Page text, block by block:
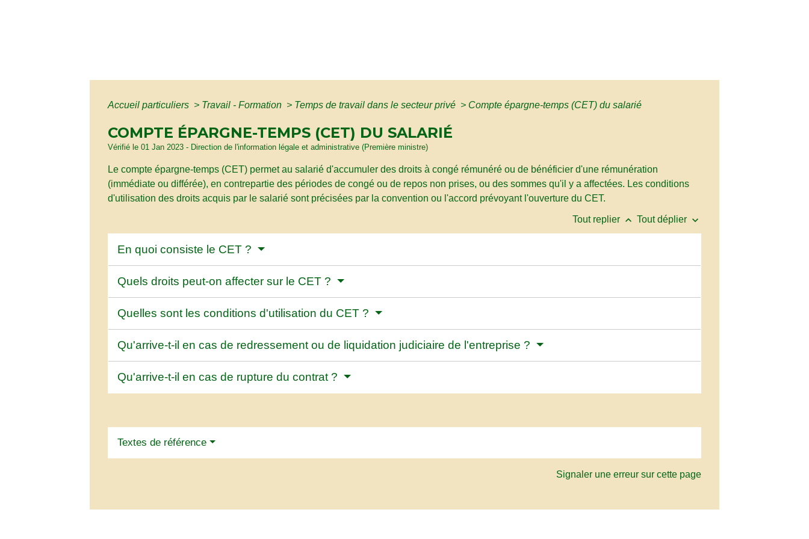
Accueil particuliers > Travail - Formation > Temps de travail dans le secteur privé > Compte épargne-temps (CET) du salarié
COMPTE ÉPARGNE-TEMPS (CET) DU SALARIÉ
Vérifié le 01 Jan 2023 - Direction de l'information légale et administrative (Première ministre)
Le compte épargne-temps (CET) permet au salarié d'accumuler des droits à congé rémunéré ou de bénéficier d'une rémunération
(immédiate ou différée), en contrepartie des périodes de congé ou de repos non prises, ou des sommes qu'il y a affectées. Les conditions
d'utilisation des droits acquis par le salarié sont précisées par la convention ou l'accord prévoyant l'ouverture du CET.
Tout replier keyboard_arrow_up Tout déplier keyboard_arrow_down
En quoi consiste le CET ?
Quels droits peut-on affecter sur le CET ?
Quelles sont les conditions d'utilisation du CET ?
Qu'arrive-t-il en cas de redressement ou de liquidation judiciaire de l'entreprise ?
Qu'arrive-t-il en cas de rupture du contrat ?
Textes de référence
Signaler une erreur sur cette page